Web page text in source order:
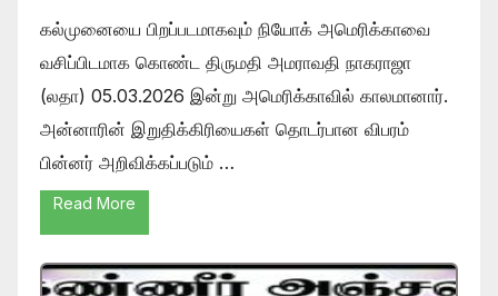
கல்முனையை பிறப்படமாகவும் நியோக் அமெரிக்காவை
வசிப்பிடமாக கொண்ட திருமதி அமராவதி நாகராஜா
(லதா) 05.03.2026 இன்று அமெரிக்காவில் காலமானார்.
அன்னாரின் இறுதிக்கிரியைகள் தொடர்பான விபரம்
பின்னர் அறிவிக்கப்படும் …
Read More